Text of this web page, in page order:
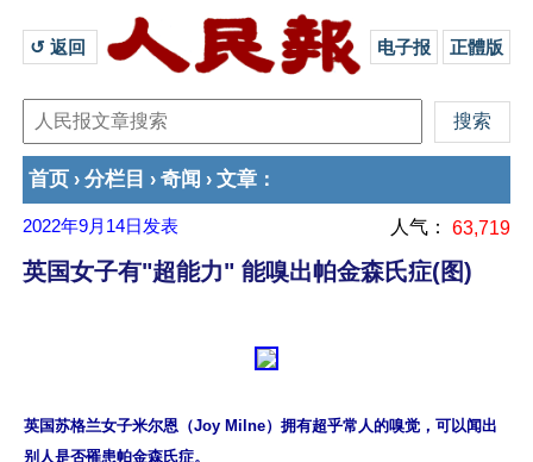
↺ 返回 电子报 正體版
首页 › 分栏目 › 奇闻 › 文章 ：
2022年9月14日 发表 人气： 63,719
英国女子有"超能力" 能嗅出帕金森氏症(图)
英国苏格兰女子米尔恩（Joy Milne）拥有超乎常人的嗅觉，可以闻出